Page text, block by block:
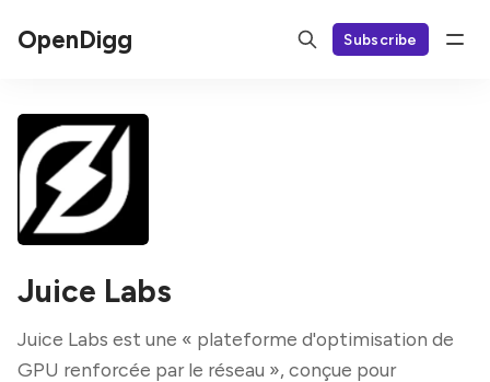
OpenDigg Subscribe
Juice Labs
Juice Labs est une « plateforme d'optimisation de
GPU renforcée par le réseau », conçue pour